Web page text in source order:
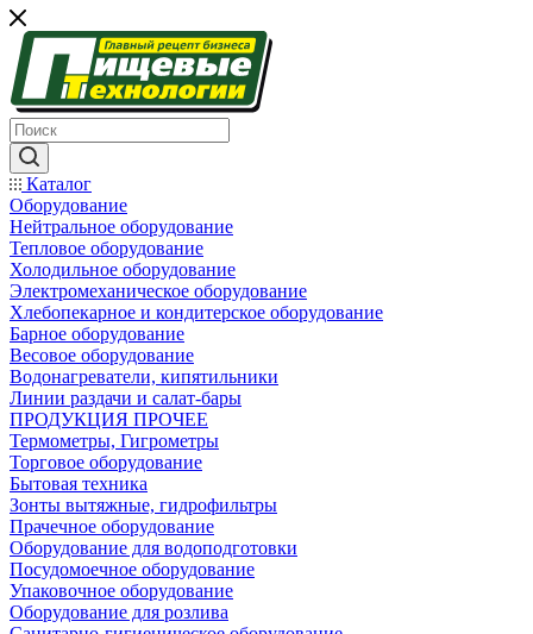
Каталог
Оборудование
Нейтральное оборудование
Тепловое оборудование
Холодильное оборудование
Электромеханическое оборудование
Хлебопекарное и кондитерское оборудование
Барное оборудование
Весовое оборудование
Водонагреватели, кипятильники
Линии раздачи и салат-бары
ПРОДУКЦИЯ ПРОЧЕЕ
Термометры, Гигрометры
Торговое оборудование
Бытовая техника
Зонты вытяжные, гидрофильтры
Прачечное оборудование
Оборудование для водоподготовки
Посудомоечное оборудование
Упаковочное оборудование
Оборудование для розлива